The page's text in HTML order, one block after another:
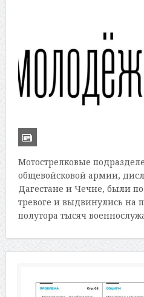
Мотострелковые
общевойсковой армии,
Дагестане и Чечне, были
тревоге и выдвинулись на
полутора тысяч